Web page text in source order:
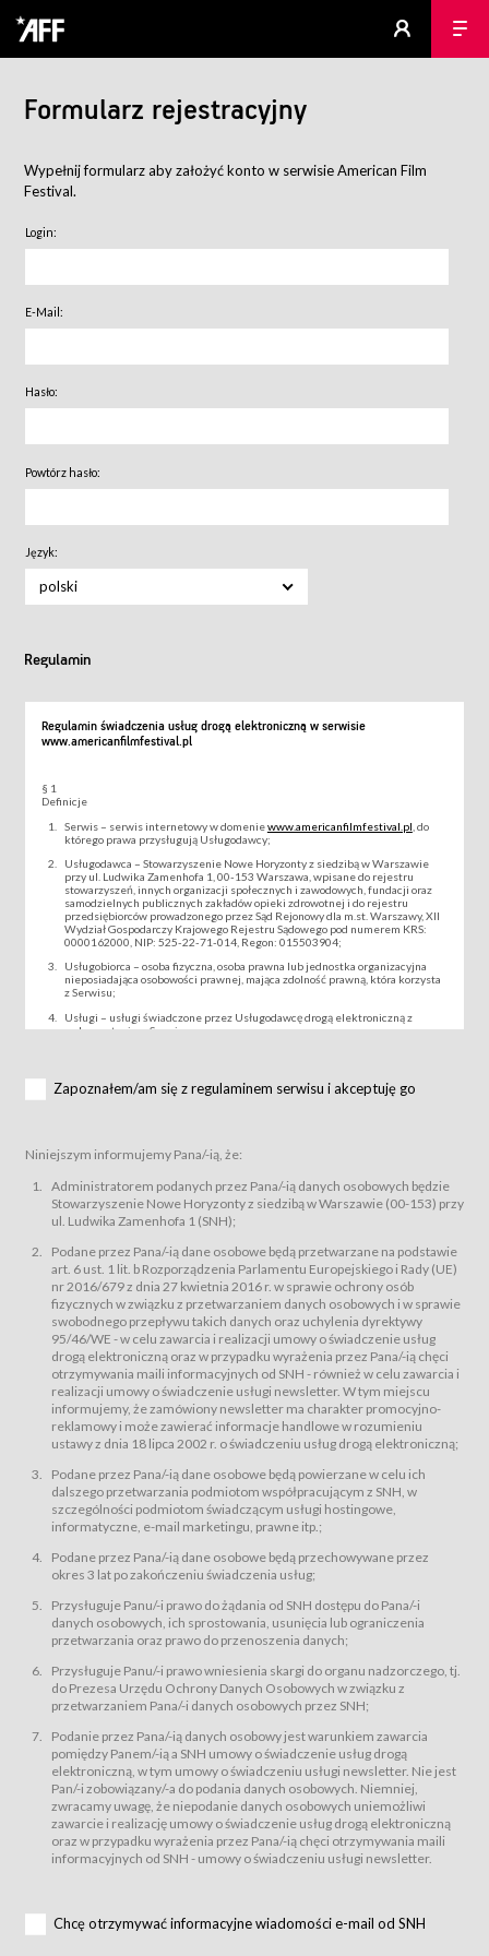
Formularz rejestracyjny
Wypełnij formularz aby założyć konto w serwisie American Film
Festival.
Login:
E-Mail:
Hasło:
Powtórz hasło:
Język:
polski
Regulamin
Regulamin świadczenia usług drogą elektroniczną w serwisie
www.americanfilmfestival.pl
§ 1
Definicje
Serwis – serwis internetowy w domeniewww.americanfilmfestival.pl , do
którego prawa przysługują Usługodawcy;
Usługodawca – Stowarzyszenie Nowe Horyzonty z siedzibą w Warszawie
przy ul. Ludwika Zamenhofa 1, 00-153 Warszawa, wpisane do rejestru
stowarzyszeń, innych organizacji społecznych i zawodowych, fundacji oraz
samodzielnych publicznych zakładów opieki zdrowotnej i do rejestru
przedsiębiorców prowadzonego przez Sąd Rejonowy dla m.st. Warszawy, XII
Wydział Gospodarczy Krajowego Rejestru Sądowego pod numerem KRS:
0000162000, NIP: 525-22-71-014, Regon: 015503904;
Usługobiorca – osoba fizyczna, osoba prawna lub jednostka organizacyjna
nieposiadająca osobowości prawnej, mająca zdolność prawną, która korzysta
z Serwisu;
Usługi – usługi świadczone przez Usługodawcę drogą elektroniczną z
wykorzystaniem Serwisu;
za pośrednictwem Serwisu;
podmiotom z branży mediów i filmowej (Akredytacje);
Bilety – wybrane dokumenty potwierdzające zawarcie umowy z
Usługodawcą i uprawniające do wzięcia udziału w Wydarzeniu,
przewidziane przez Usługodawcę dla danego Wydarzenia, tj. uprawniające
do uczestnictwa w wielu albo w pojedynczych seansach filmowych,
Sklep – sklep internetowy prowadzony przez Usługodawcę w Serwisie;
Regulamin – niniejszy regulamin.
§ 2
Postanowienia ogólne
Regulamin określa zasady:
świadczenia Usługobiorcom Usług przez Usługodawcę, z
zastrzeżeniem usług, o których mowa w ust. 2 pkt. 4 i 5 poniżej, których
zasady świadczenia precyzują odrębne regulaminy,
przetwarzania przez Usługodawcę danych osobowych Usługobiorców
będących osobami fizycznymi.
świadczy Usługi drogą elektroniczną w rozumieniu ustawy z dnia 18 lipca
2002 r. o świadczeniu usług drogą elektroniczną (Dz.U. z 2002 r., Nr 144, poz.
1204, z późń. zm.). Usługi świadczone są nieodpłatnie.
usługę przeglądania i odczytywania przez Usługobiorców materiałów
zamieszczanych w Serwisie,
usługę utrzymywania konta użytkownika w Serwisie,
usługę newsletter,
usługę zawierania na odległość umów nabycia Karnetów i Biletów,
usługę zawierania na odległość umów sprzedaży w Sklepie.
dnia 18 lipca 2002 r. o świadczeniu usług drogą elektroniczną (Dz.U. z 2002
r., Nr 144, poz. 1204, z późń. zm.). Usługi świadczone są nieodpłatnie.
Na zasadach określonych w Regulaminie dostęp do Serwisu jest otwarty dla
Usługobiorca przed rozpoczęciem korzystania z Serwisu jest zobowiązany
zapoznać się z Regulaminem. Założenie konta w Serwisie oraz zamówienie
usługi newsletter za pośrednictwem przeznaczonego do tego formularza
zamieszczonego na stronach Serwisu dostępnych dla wszystkich
Usługobiorców wymaga akceptacji postanowień Regulaminu.
Usługobiorca zobowiązany jest do przestrzegania postanowień Regulaminu
od chwili rozpoczęcia korzystania z Serwisu.
Regulamin jest udostępniony Usługobiorcom nieodpłatnie za
Warunki techniczne korzystania z Usług
Zapoznałem/am się z regulaminem serwisu i akceptuję go
Niniejszym informujemy Pana/-ią, że:
Administratorem podanych przez Pana/-ią danych osobowych będzie
Stowarzyszenie Nowe Horyzonty z siedzibą w Warszawie (00-153) przy
ul. Ludwika Zamenhofa 1 (SNH);
Podane przez Pana/-ią dane osobowe będą przetwarzane na podstawie
art. 6 ust. 1 lit. b Rozporządzenia Parlamentu Europejskiego i Rady (UE)
nr 2016/679 z dnia 27 kwietnia 2016 r. w sprawie ochrony osób
fizycznych w związku z przetwarzaniem danych osobowych i w sprawie
swobodnego przepływu takich danych oraz uchylenia dyrektywy
95/46/WE - w celu zawarcia i realizacji umowy o świadczenie usług
drogą elektroniczną oraz w przypadku wyrażenia przez Pana/-ią chęci
otrzymywania maili informacyjnych od SNH - również w celu zawarcia i
realizacji umowy o świadczenie usługi newsletter. W tym miejscu
informujemy, że zamówiony newsletter ma charakter promocyjno-
reklamowy i może zawierać informacje handlowe w rozumieniu
ustawy z dnia 18 lipca 2002 r. o świadczeniu usług drogą elektroniczną;
Podane przez Pana/-ią dane osobowe będą powierzane w celu ich
dalszego przetwarzania podmiotom współpracującym z SNH, w
szczególności podmiotom świadczącym usługi hostingowe,
informatyczne, e-mail marketingu, prawne itp.;
Podane przez Pana/-ią dane osobowe będą przechowywane przez
okres 3 lat po zakończeniu świadczenia usług;
Przysługuje Panu/-i prawo do żądania od SNH dostępu do Pana/-i
danych osobowych, ich sprostowania, usunięcia lub ograniczenia
przetwarzania oraz prawo do przenoszenia danych;
Przysługuje Panu/-i prawo wniesienia skargi do organu nadzorczego, tj.
do Prezesa Urzędu Ochrony Danych Osobowych w związku z
przetwarzaniem Pana/-i danych osobowych przez SNH;
Podanie przez Pana/-ią danych osobowy jest warunkiem zawarcia
pomiędzy Panem/-ią a SNH umowy o świadczenie usług drogą
elektroniczną, w tym umowy o świadczeniu usługi newsletter. Nie jest
Pan/-i zobowiązany/-a do podania danych osobowych. Niemniej,
zwracamy uwagę, że niepodanie danych osobowych uniemożliwi
zawarcie i realizację umowy o świadczenie usług drogą elektroniczną
oraz w przypadku wyrażenia przez Pana/-ią chęci otrzymywania maili
informacyjnych od SNH - umowy o świadczeniu usługi newsletter.
Chcę otrzymywać informacyjne wiadomości e-mail od SNH